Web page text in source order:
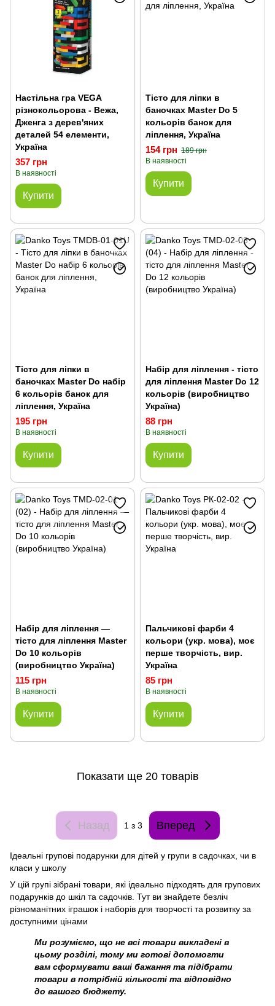
Ідеальні групові подарунки для дітей у групи в садочках, чи в
класи у школу
У цій групі зібрані товари, які ідеально підходять для групових
подарунків до шкіл та садочків. Тут ви знайдете безліч
різноманітних іграшок і наборів для творчості та розвитку за
доступними цінами
Ми розуміємо, що не всі товари викладені в
цьому розділі, тому ми готові допомогти
вам сформувати ваші бажання та підібрати
товари в потрібній кількості та відповідно
до вашого бюджету.
Настільна гра VEGA
різнокольорова - Вежа,
Дженга з дерев'яних
деталей 54 елементи,
Україна
357 грн
В наявності
Купити
Тісто для ліпки в
баночках Master Do 5
кольорів банок для
ліплення, Україна
154 грн 189 грн
В наявності
Купити
Тісто для ліпки в
баночках Master Do набір
6 кольорів банок для
ліплення, Україна
195 грн
В наявності
Купити
Набір для ліплення - тісто
для ліплення Master Do 12
кольорів (виробництво
Україна)
88 грн
В наявності
Купити
Набір для ліплення —
тісто для ліплення Master
Do 10 кольорів
(виробництво Україна)
115 грн
В наявності
Купити
Пальчикові фарби 4
кольори (укр. мова), моє
перше творчість, вир.
Україна
85 грн
В наявності
Купити
Показати ще 20 товарів
Назад 1 з 3 Вперед